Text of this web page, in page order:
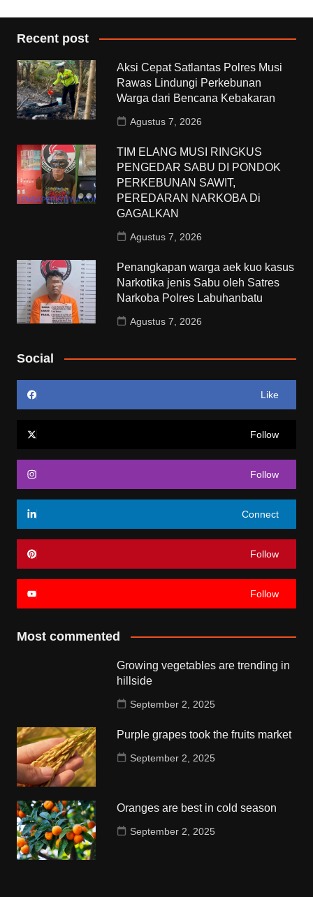
Recent post
Aksi Cepat Satlantas Polres Musi
Rawas Lindungi Perkebunan
Warga dari Bencana Kebakaran
Agustus 7, 2026
TIM ELANG MUSI RINGKUS
PENGEDAR SABU DI PONDOK
PERKEBUNAN SAWIT,
PEREDARAN NARKOBA Di
GAGALKAN
Agustus 7, 2026
Penangkapan warga aek kuo kasus
Narkotika jenis Sabu oleh Satres
Narkoba Polres Labuhanbatu
Agustus 7, 2026
Social
Like
Follow
Follow
Connect
Follow
Follow
Most commented
Growing vegetables are trending in
hillside
September 2, 2025
Purple grapes took the fruits market
September 2, 2025
Oranges are best in cold season
September 2, 2025